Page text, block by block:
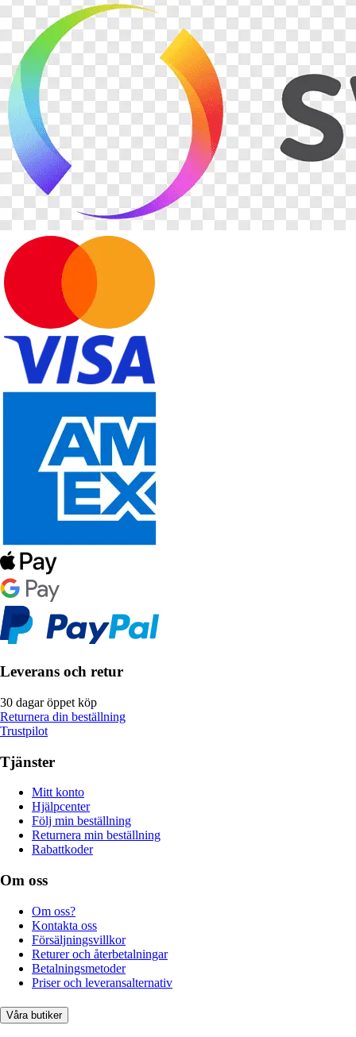
Leverans och retur
30 dagar öppet köp
Returnera din beställning
Trustpilot
Tjänster
Mitt konto
Hjälpcenter
Följ min beställning
Returnera min beställning
Rabattkoder
Om oss
Om oss?
Kontakta oss
Försäljningsvillkor
Returer och återbetalningar
Betalningsmetoder
Priser och leveransalternativ
Våra butiker